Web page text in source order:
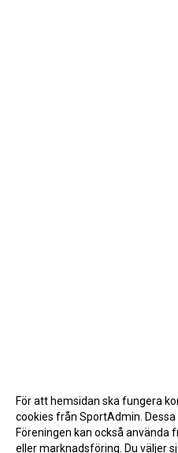
För att hemsidan ska fungera
cookies från SportAdmin.
Föreningen kan också använda
eller marknadsföring. Du väljer